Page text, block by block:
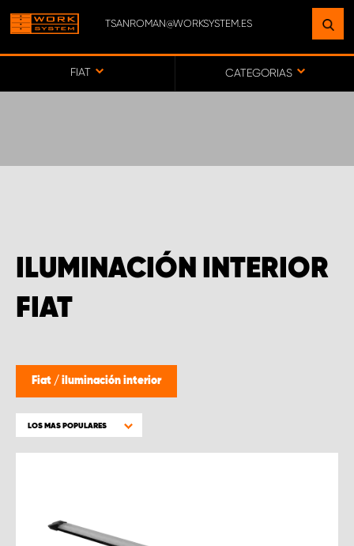
TSANROMAN@WORKSYSTEM.ES
FIAT CATEGORIAS
ILUMINACIÓN INTERIOR
FIAT
Fiat / iluminación interior
LOS MAS POPULARES
ENCUENTRE UNA INSTALACIÓN
CERCA DE USTED